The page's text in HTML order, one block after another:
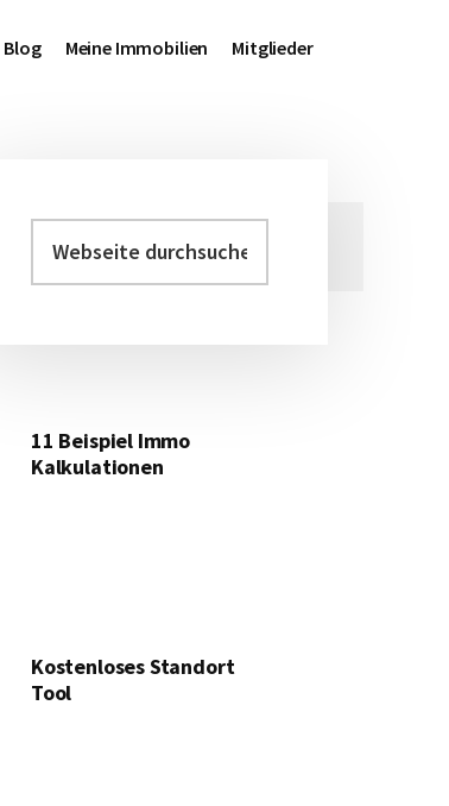
Blog Meine Immobilien
Mitglieder
Haupt-
durchsuchen
11 Beispiel Immo
Kalkulationen
Kostenloses Standort
Tool